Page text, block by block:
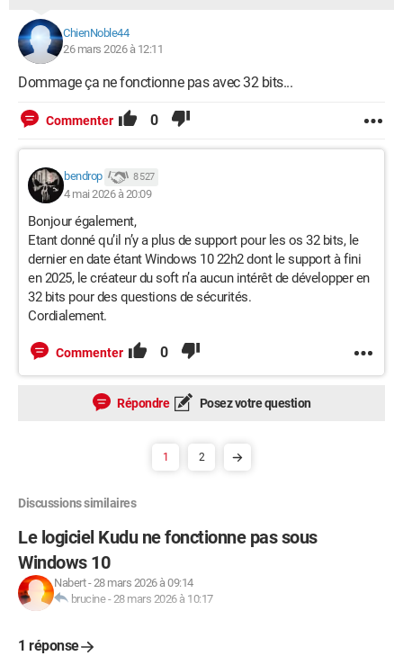
ChienNoble44
26 mars 2026 à 12:11
Dommage ça ne fonctionne pas avec 32 bits...
Commenter 0
bendrop 8 527
4 mai 2026 à 20:09
Bonjour également,
Etant donné qu’il n’y a plus de support pour les os 32 bits, le
dernier en date étant Windows 10 22h2 dont le support à fini
en 2025, le créateur du soft n’a aucun intérêt de développer en
32 bits pour des questions de sécurités.
Cordialement.
Commenter 0
Répondre Posez votre question
1 2
Discussions similaires
Le logiciel Kudu ne fonctionne pas sous
Windows 10
Nabert-28 mars 2026 à 09:14
brucine-28 mars 2026 à 10:17
1 réponse